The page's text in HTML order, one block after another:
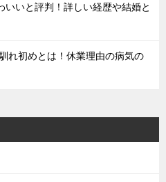
いと評判！詳しい経歴や結婚と
れ初めとは！休業理由の病気の